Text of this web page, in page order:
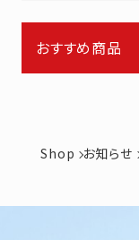
おすすめ商品
Shop お知らせ